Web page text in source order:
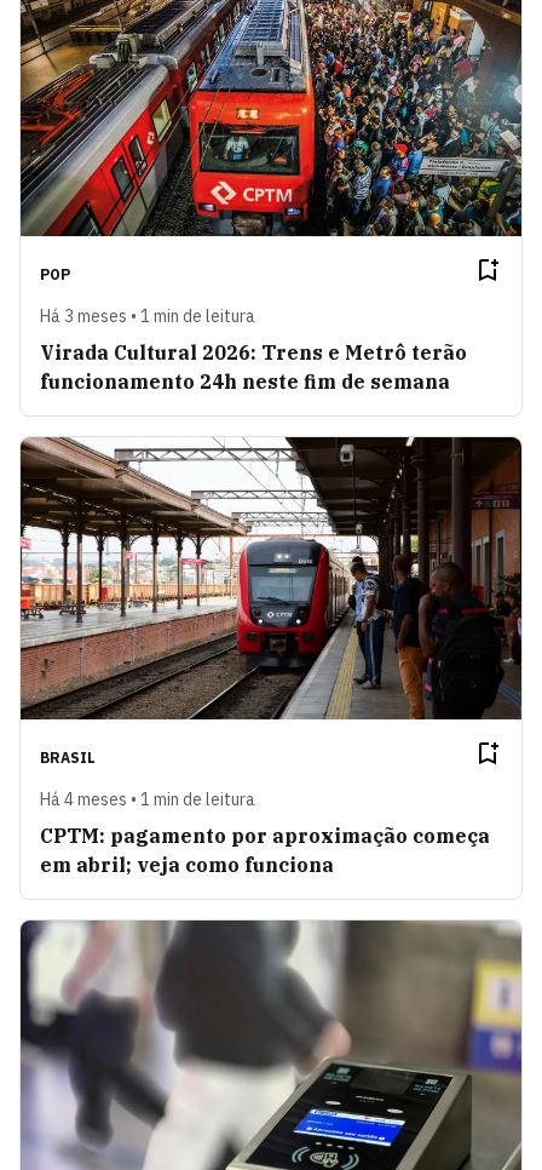
POP
Há 3 meses • 1 min de leitura
Virada Cultural 2026: Trens e Metrô terão
funcionamento 24h neste fim de semana
BRASIL
Há 4 meses • 1 min de leitura
CPTM: pagamento por aproximação começa
em abril; veja como funciona